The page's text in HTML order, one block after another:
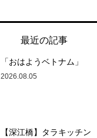
最近の記事
「おはようベトナム」
2026.08.05
【深江橋】タラキッチン